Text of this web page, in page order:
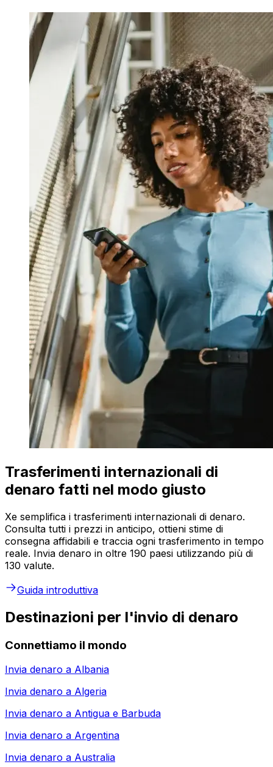
Trasferimenti internazionali di
denaro fatti nel modo giusto
Xe semplifica i trasferimenti internazionali di denaro.
Consulta tutti i prezzi in anticipo, ottieni stime di
consegna affidabili e traccia ogni trasferimento in tempo
reale. Invia denaro in oltre 190 paesi utilizzando più di
130 valute.
Guida introduttiva
Destinazioni per l'invio di denaro
Connettiamo il mondo
Invia denaro a Albania
Invia denaro a Algeria
Invia denaro a Antigua e Barbuda
Invia denaro a Argentina
Invia denaro a Australia